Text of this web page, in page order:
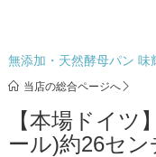
無添加・天然酵母パン 味
当店の総合ページへ
【本場ドイツ
ール)約26セン